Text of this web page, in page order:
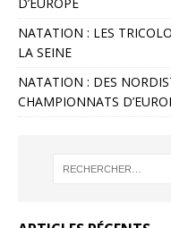
NATATION : LES
LA SEINE
NATATION : DES
CHAMPIONNATS